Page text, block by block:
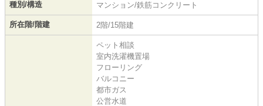
種別/構造 マンション/鉄筋コンクリート
所在階/階建 2階/15階建
ペット相談
室内洗濯機置場
フローリング
バルコニー
都市ガス
公営水道